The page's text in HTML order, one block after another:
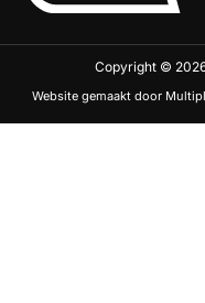
Copyright ©
Website gemaakt door